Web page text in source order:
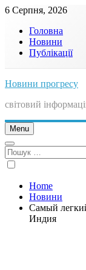
Skip
content
6 Серпня, 2026
Головна
Новини
Публікації
Новини прогресу
світовий
Menu
Пошук:
Home
Новини
Самый
Индия